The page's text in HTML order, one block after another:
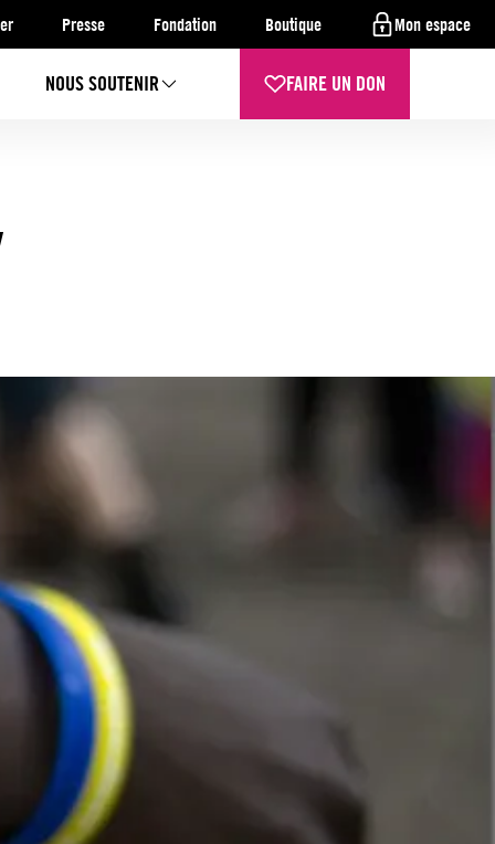
Presse Fondation Boutique Mon espace
NOUS SOUTENIR FAIRE UN DON